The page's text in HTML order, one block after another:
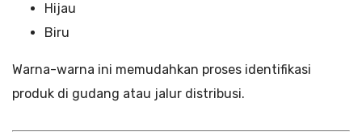
Hijau
Biru
Warna-warna ini memudahkan proses identifikasi
produk di gudang atau jalur distribusi.